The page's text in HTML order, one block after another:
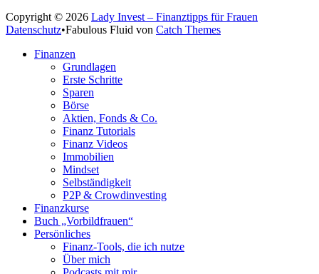
Copyright © 2026 Lady Invest – Finanztipps für Frauen
Datenschutz•Fabulous Fluid von Catch Themes
oben
Finanzen
Grundlagen
Erste Schritte
Sparen
Börse
Aktien, Fonds & Co.
Finanz Tutorials
Finanz Videos
Immobilien
Mindset
Selbständigkeit
P2P & Crowdinvesting
Finanzkurse
Buch „Vorbildfrauen“
Persönliches
Finanz-Tools, die ich nutze
Über mich